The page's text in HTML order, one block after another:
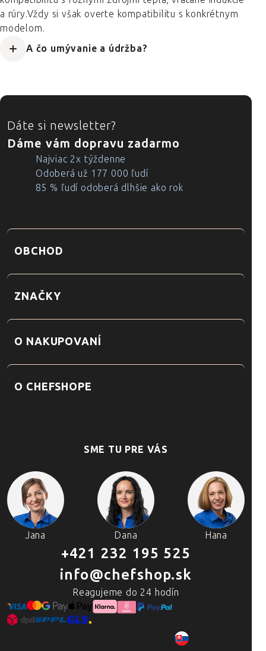
a rúry.Vždy si však overte kompatibilitu s konkrétnym
modelom.
A čo umývanie a údržba?
ZÁPÄTIE
Dáte si newsletter?
Dáme vám dopravu zadarmo
Najviac 2x týždenne
Odoberá už 177 000 ľudí
85 % ľudí odoberá dlhšie ako rok
OBCHOD
ZNAČKY
O NAKUPOVANÍ
O CHEFSHOPE
SME TU PRE VÁS
Jana Dana Hana
+421 232 195 525
info@chefshop.sk
Reagujeme do 24 hodín